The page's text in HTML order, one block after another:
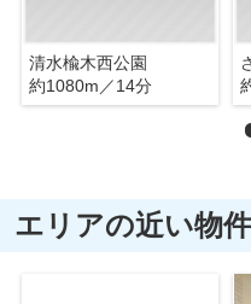
清水楡木西公園
約1080m／14分
エリアの近い物件